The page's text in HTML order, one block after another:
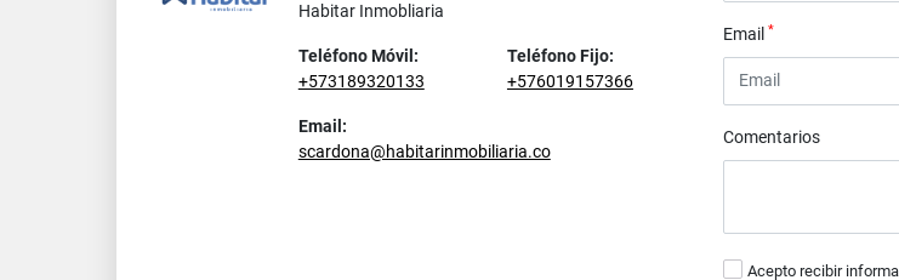
Habitar Inmobliaria
Teléfono Móvil:
+573189320133
Teléfono Fijo:
+576019157366
Email:
scardona@habitarinmobiliaria.co
Email*
Comentarios
Acepto recibir